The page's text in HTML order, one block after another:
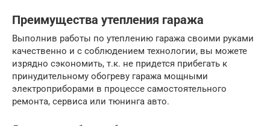
Преимущества утепления гаража
Выполнив работы по утеплению гаража своими руками
качественно и с соблюдением технологии, вы можете
изрядно сэкономить, т.к. не придется прибегать к
принудительному обогреву гаража мощными
электроприборами в процессе самостоятельного
ремонта, сервиса или тюнинга авто.